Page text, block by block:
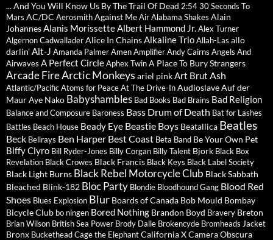
... And You Will Know Us By The Trail Of Dead 2:5430 Seconds To
Mars AC/DC AerosmithAgainst MeAirAlabama Shakes Alain
JohannesAlanis MorissetteAlbert Hammond Jr.Alex Turner
Algernon CadwalladerAlice In ChainsAlkaline TrioAllah-Las allo
darlin'Alt-J Amanda PalmerAmenAmplifierAndy Cairns Angels And
Airwaves A Perfect CircleAphex TwinA Place To Bury Strangers
Arcade FireArctic Monkeys ariel pinkArt Brut Ash
Atlantic/PacificAtoms for PeaceAt The Drive-InAudioslaveAuf der
MaurAye Nako Babyshambles Bad Books Bad Brains Bad Religion
Balance and Composure Baroness Bass Drum of Death Bat for Lashes
Battles Beach House Beady Eye Beastie Boys Beatallica Beatles
Beck Bellrays Ben Harper Best Coast Beta Band Be Your Own Pet
Biffy Clyro Bill Ryder-Jones Billy Corgan Billy Talent Bjork Black Box
Revelation Black Crowes Black Francis Black Keys Black Label Society
Black Light Burns Black Rebel Motorcycle Club Black Sabbath
Bleached Blink-182 Bloc Party Blondie Bloodhound Gang Blood Red
Shoes Blues Explosion Blur Boards of Canada Bob Mould Bombay
Bicycle Club bo ningen Bored Nothing Brandon Boyd Bravery Breton
Brian Wilson British Sea Power Brody Dalle Brokencyde Bromheads Jacket
Bronx BucketheadCage the ElephantCalifornia XCamera Obscura